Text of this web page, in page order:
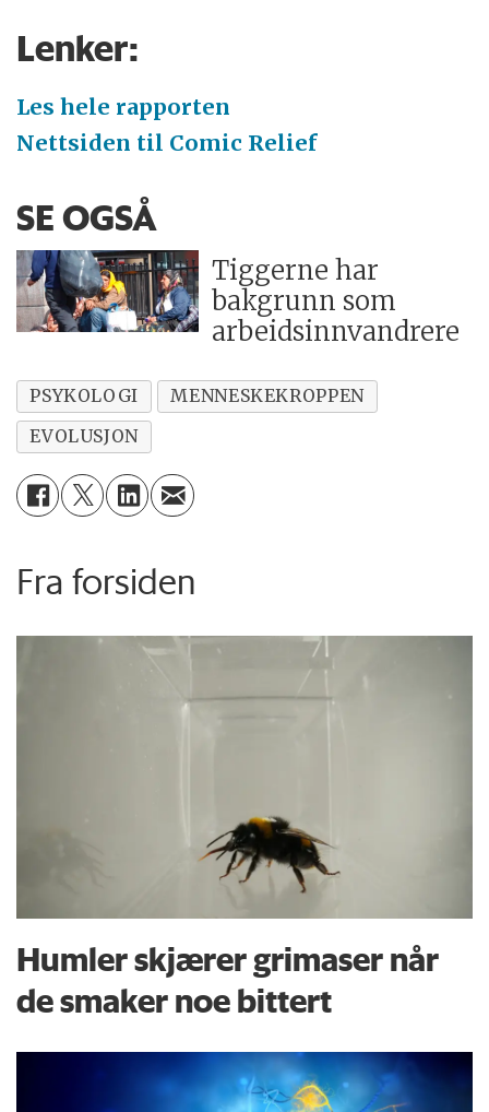
Lenker:
Les hele rapporten
Nettsiden til Comic Relief
SE OGSÅ
Tiggerne har
bakgrunn som
arbeidsinnvandrere
PSYKOLOGI
MENNESKEKROPPEN
EVOLUSJON
Fra forsiden
Humler skjærer grimaser når
de smaker noe bittert